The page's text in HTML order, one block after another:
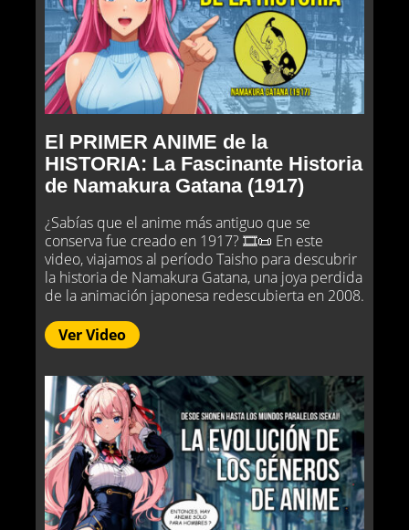
El PRIMER ANIME de la
HISTORIA: La Fascinante Historia
de Namakura Gatana (1917)
¿Sabías que el anime más antiguo que se
conserva fue creado en 1917? 🎞️📜 En este
video, viajamos al período Taisho para descubrir
la historia de Namakura Gatana, una joya perdida
de la animación japonesa redescubierta en 2008.
Ver Video